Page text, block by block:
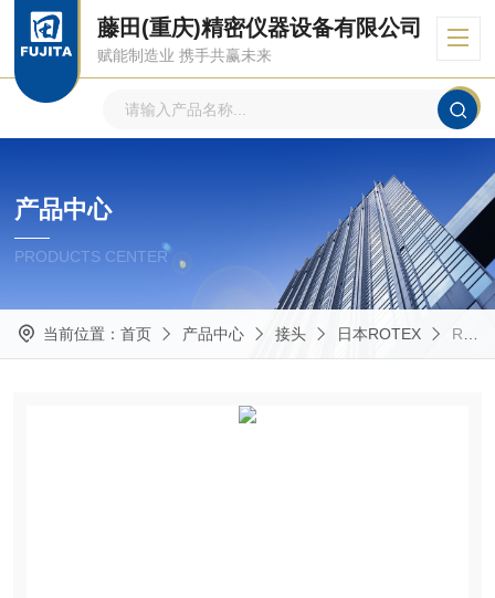
藤田(重庆)精密仪器设备有限公司
赋能制造业 携手共赢未来
产品中心
PRODUCTS CENTER
当前位置： 首页 产品中心 接头 日本ROTEX RP5575日本ROTEX 喷油器可加注30~60cc油